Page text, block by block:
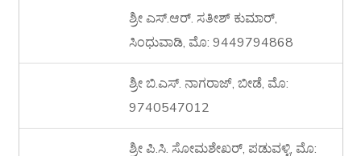
ಶ್ರೀ ಎಸ್.ಆರ್. ಸತೀಶ್ ಕುಮಾರ್,
ಸಿಂಧುವಾಡಿ, ಮೊ: 9449794868
ಶ್ರೀ ಬಿ.ಎಸ್. ನಾಗರಾಜ್, ಬೀಡೆ, ಮೊ:
9740547012
ಶ್ರೀ ಪಿ.ಸಿ. ಸೋಮಶೇಖರ್, ಪಡುವಳ್ಳಿ, ಮೊ: